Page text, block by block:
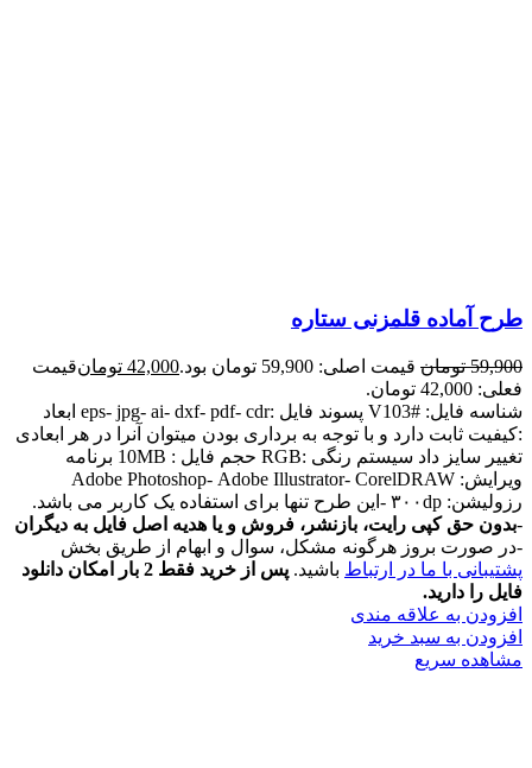
طرح آماده قلمزنی ستاره
59,900 تومان قیمت اصلی: 59,900 تومان بود. 42,000 تومانقیمت
فعلی: 42,000 تومان.
شناسه فایل: #V103 پسوند فایل :eps- jpg- ai- dxf- pdf- cdr ابعاد
:کیفیت ثابت دارد و با توجه به برداری بودن میتوان آنرا در هر ابعادی
تغییر سایز داد سیستم رنگی :RGB حجم فایل : 10MB برنامه
ویرایش: Adobe Photoshop- Adobe Illustrator- CorelDRAW
رزولیشن: ۳۰۰dp -این طرح تنها برای استفاده یک کاربر می باشد.
-بدون حق کپی رایت، بازنشر، فروش و یا هدیه اصل فایل به دیگران
-در صورت بروز هرگونه مشکل، سوال و ابهام از طریق بخش
پشتیبانی با ما در ارتباط باشید.
پس از خرید فقط 2 بار امکان دانلود
فایل را دارید.
افزودن به علاقه مندی
افزودن به سبد خرید
مشاهده سریع